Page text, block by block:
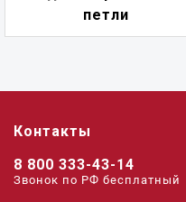
петли
Контакты
8 800 333-43-14
Звонок по РФ беcплатный